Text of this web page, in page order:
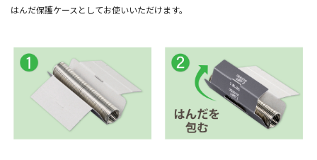
はんだ保護ケースとしてお使いいただけます。